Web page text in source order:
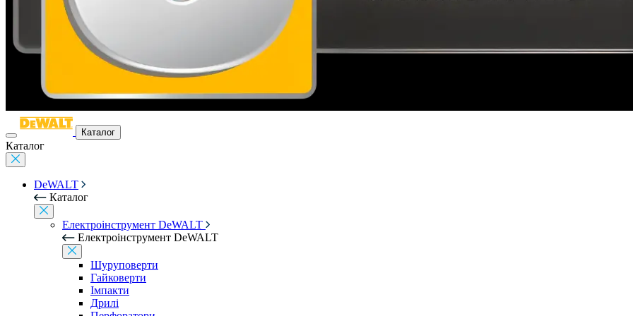
Каталог
Каталог
DeWALT
Каталог
Електроінструмент DeWALT
Електроінструмент DeWALT
Шуруповерти
Гайковерти
Імпакти
Дрилі